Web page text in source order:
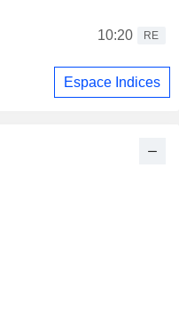
10:20
RE
Espace Indices